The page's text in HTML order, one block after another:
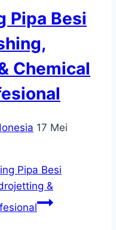
Pipa Besi
Chemical
17 Mei
Pipa Besi
&